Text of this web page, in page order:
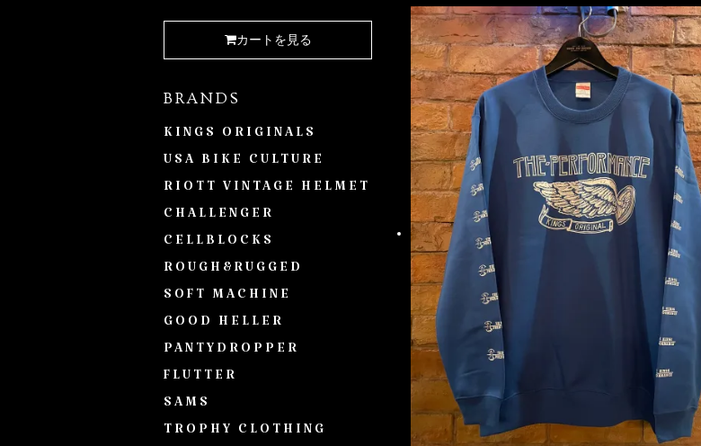
カートを見る
BRANDS
KINGS ORIGINALS
USA BIKE CULTURE
RIOTT VINTAGE HELMET
CHALLENGER
CELLBLOCKS
ROUGH&RUGGED
SOFT MACHINE
GOOD HELLER
PANTYDROPPER
FLUTTER
SAMS
TROPHY CLOTHING